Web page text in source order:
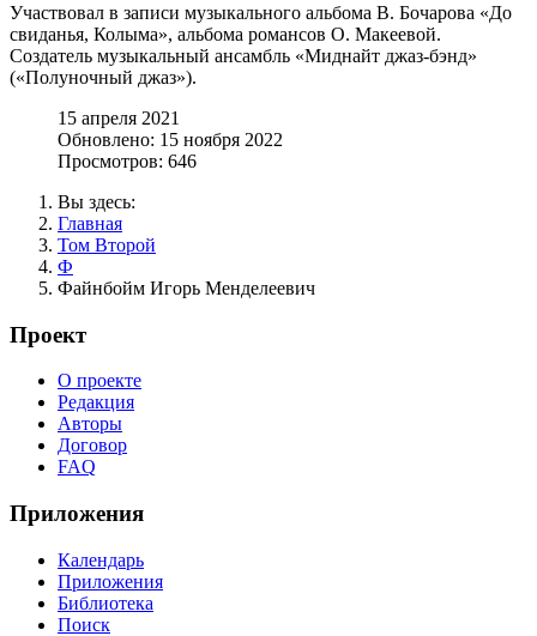
Участвовал в записи музыкального альбома В. Бочарова «До
свиданья, Колыма», альбома романсов О. Макеевой.
Создатель музыкальный ансамбль «Миднайт джаз-бэнд»
(«Полуночный джаз»).
15 апреля 2021
Обновлено: 15 ноября 2022
Просмотров: 646
Вы здесь:
Главная
Том Второй
Ф
Файнбойм Игорь Менделеевич
Проект
О проекте
Редакция
Авторы
Договор
FAQ
Приложения
Календарь
Приложения
Библиотека
Поиск